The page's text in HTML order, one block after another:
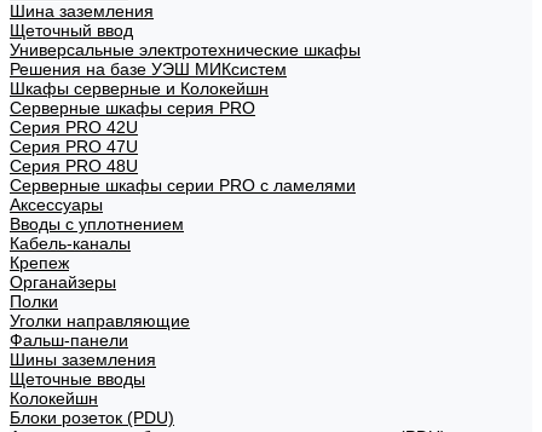
Шина заземления
Щеточный ввод
Универсальные электротехнические шкафы
Решения на базе УЭШ МИКсистем
Шкафы серверные и Колокейшн
Серверные шкафы серия PRO
Серия PRO 42U
Серия PRO 47U
Серия PRO 48U
Серверные шкафы серии PRO с ламелями
Аксессуары
Вводы с уплотнением
Кабель-каналы
Крепеж
Органайзеры
Полки
Уголки направляющие
Фальш-панели
Шины заземления
Щеточные вводы
Колокейшн
Блоки розеток (PDU)